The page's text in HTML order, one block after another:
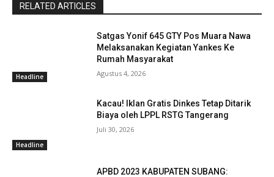
RELATED ARTICLES
Headline
Satgas Yonif 645 GTY Pos Muara Nawa
Melaksanakan Kegiatan Yankes Ke
Rumah Masyarakat
Agustus 4, 2026
Headline
Kacau! Iklan Gratis Dinkes Tetap Ditarik
Biaya oleh LPPL RSTG Tangerang
Juli 30, 2026
APBD 2023 KABUPATEN SUBANG: